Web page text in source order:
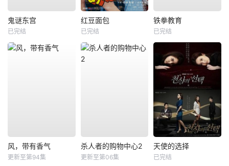
鬼谜东宫
已完结
红豆面包
已完结
铁拳教育
已完结
风，带有香气
更新至第94集
杀人者的购物中心2
更新至第06集
天使的选择
已完结